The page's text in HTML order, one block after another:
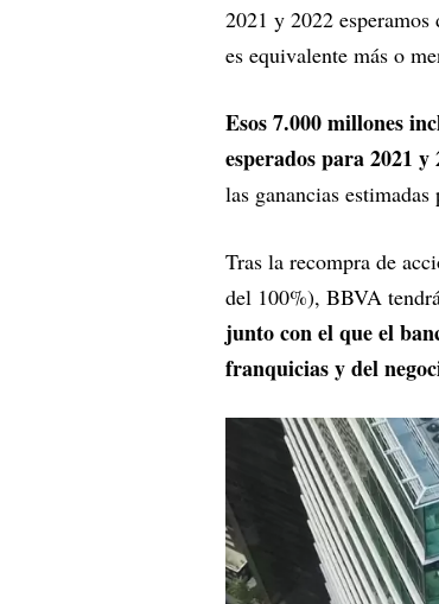
2021 y 2022
es equivalente más o
Esos 7.000 millones
esperados para 2021 y
las ganancias
Tras la recompra de
del 100%), BBVA
junto con el que el
franquicias y del